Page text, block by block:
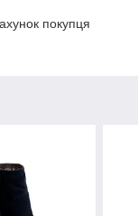
покупця